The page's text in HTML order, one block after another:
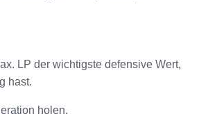
LP der wichtigste defensive Wert,
hast.
holen.